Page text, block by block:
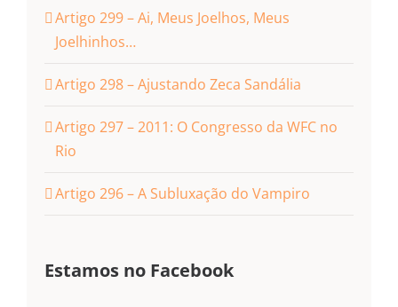
Artigo 299 – Ai, Meus Joelhos, Meus
Joelhinhos…
Artigo 298 – Ajustando Zeca Sandália
Artigo 297 – 2011: O Congresso da WFC no
Rio
Artigo 296 – A Subluxação do Vampiro
Estamos no Facebook